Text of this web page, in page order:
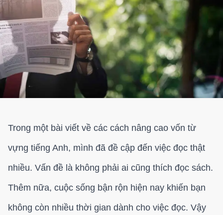
Trong một bài viết về các cách nâng cao vốn từ
vựng tiếng Anh, mình đã đề cập đến việc đọc thật
nhiều. Vấn đề là không phải ai cũng thích đọc sách.
Thêm nữa, cuộc sống bận rộn hiện nay khiến bạn
không còn nhiều thời gian dành cho việc đọc. Vậy